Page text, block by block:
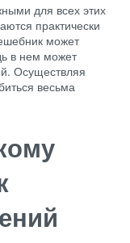
для всех этих
практически
может
в нем может
Осуществляя
весьма